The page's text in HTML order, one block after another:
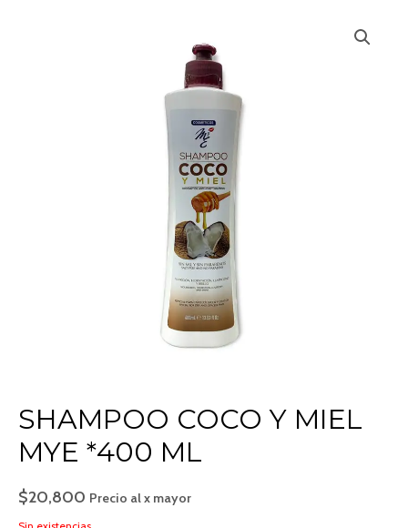
SHAMPOO COCO Y MIEL
MYE *400 ML
$20,800 Precio al x mayor